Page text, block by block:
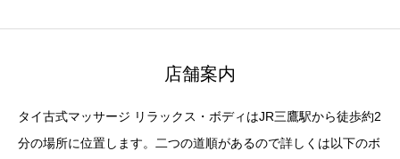
店舗案内
タイ古式マッサージ リラックス・ボディはJR三鷹駅から徒歩約2
分の場所に位置します。二つの道順があるので詳しくは以下のボ